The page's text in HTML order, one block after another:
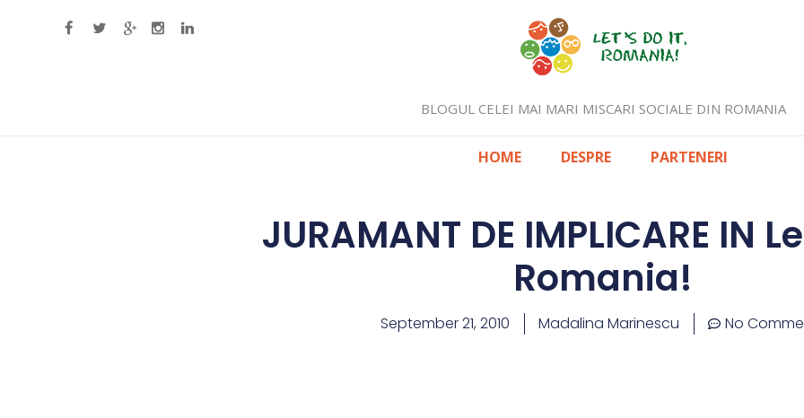
BLOGUL CELEI MAI MARI MISCARI SOCIALE DIN ROMANIA
HOME DESPRE PARTENERI
JURAMANT DE IMPLICARE IN
Romania!
September 21, 2010 Madalina Marinescu No